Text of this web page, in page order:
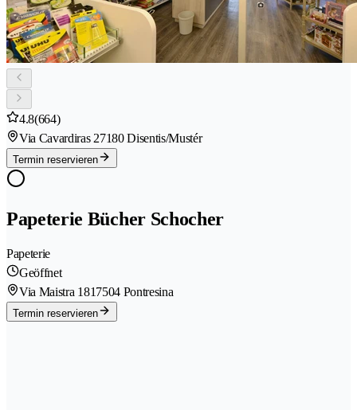
4.8(664)
Via Cavardiras 27180 Disentis/Mustér
Termin reservieren
Papeterie Bücher Schocher
Papeterie
Geöffnet
Via Maistra 1817504 Pontresina
Termin reservieren